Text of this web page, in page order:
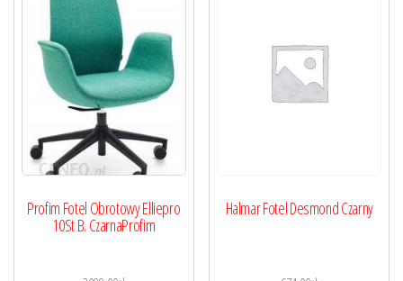
Profim Fotel Obrotowy Elliepro
10St B. CzarnaProfim
Halmar Fotel Desmond Czarny